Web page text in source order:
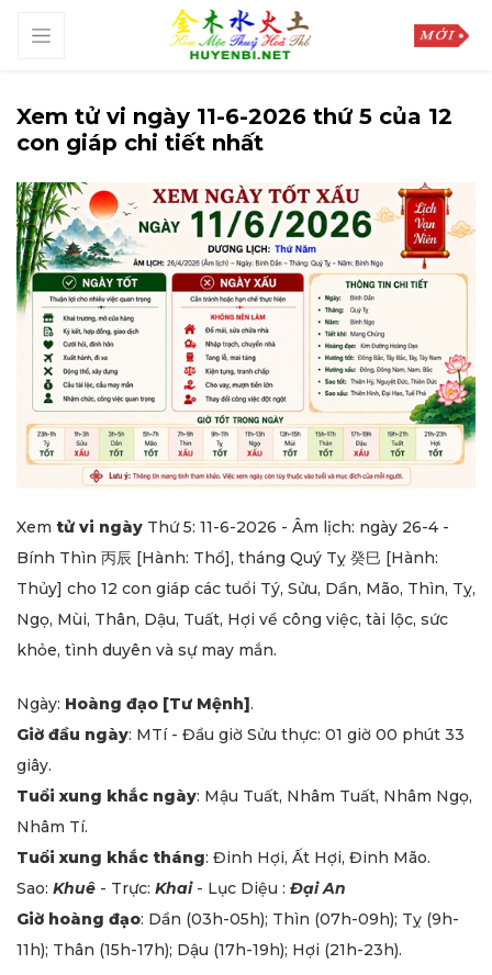
Xem tử vi ngày 11-6-2026 thứ 5 của 12
con giáp chi tiết nhất
Xem tử vi ngày Thứ 5: 11-6-2026 - Âm lịch: ngày 26-4 -
Bính Thìn 丙辰 [Hành: Thổ], tháng Quý Tỵ 癸巳 [Hành:
Thủy] cho 12 con giáp các tuổi Tý, Sửu, Dần, Mão, Thìn, Tỵ,
Ngọ, Mùi, Thân, Dậu, Tuất, Hợi về công việc, tài lộc, sức
khỏe, tình duyên và sự may mắn.
Ngày: Hoàng đạo [Tư Mệnh].
Giờ đầu ngày: MTí - Đầu giờ Sửu thực: 01 giờ 00 phút 33
giây.
Tuổi xung khắc ngày: Mậu Tuất, Nhâm Tuất, Nhâm Ngọ,
Nhâm Tí.
Tuổi xung khắc tháng: Đinh Hợi, Ất Hợi, Đinh Mão.
Sao: Khuê - Trực: Khai- Lục Diệu : Đại An
Giờ hoàng đạo: Dần (03h-05h); Thìn (07h-09h); Tỵ (9h-
11h); Thân (15h-17h); Dậu (17h-19h); Hợi (21h-23h).